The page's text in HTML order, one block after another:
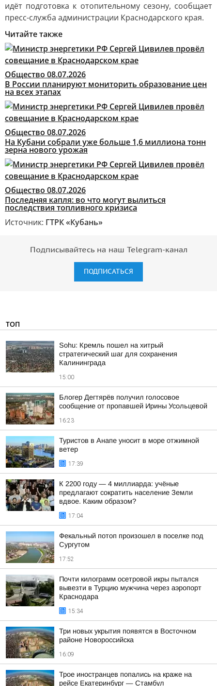
идёт подготовка к отопительному сезону, сообщает
пресс-служба администрации Краснодарского края.
Читайте также
Общество 08.07.2026
В России планируют мониторить образование цен
на всех этапах
Общество 08.07.2026
На Кубани собрали уже больше 1,6 миллиона тонн
зерна нового урожая
Общество 08.07.2026
Последняя капля: во что могут вылиться
последствия топливного кризиса
Источник: ГТРК «Кубань»
Подписывайтесь на наш Telegram-канал
ПОДПИСАТЬСЯ
ТОП
Sohu: Кремль пошел на хитрый
стратегический шаг для сохранения
Калининграда
15:00
Блогер Дегтярёв получил голосовое
сообщение от пропавшей Ирины Усольцевой
16:23
Туристов в Анапе уносит в море отжимной
ветер
17:39
К 2200 году — 4 миллиарда: учёные
предлагают сократить население Земли
вдвое. Каким образом?
17:04
Фекальный потоп произошел в поселке под
Сургутом
17:52
Почти килограмм осетровой икры пытался
вывезти в Турцию мужчина через аэропорт
Краснодара
15:34
Три новых укрытия появятся в Восточном
районе Новороссийска
16:09
Трое иностранцев попались на краже на
рейсе Екатеринбург — Стамбул